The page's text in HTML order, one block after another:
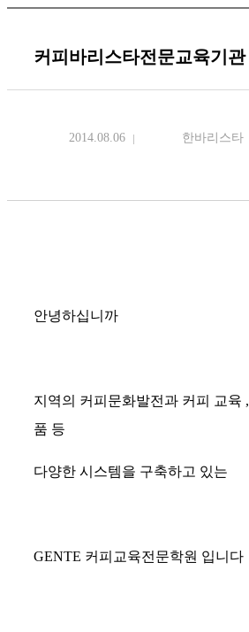
커피바리스타전문교육기관
2014.08.06 한바리스타
안녕하십니까
지역의 커피문화발전과 커피 교육 ,
품 등
다양한 시스템을 구축하고 있는
GENTE 커피교육전문학원 입니다